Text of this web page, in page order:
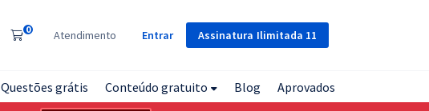
Assinatura Ilimitada 11
0 Atendimento Entrar
Questões grátis Conteúdo gratuito Blog Aprovados